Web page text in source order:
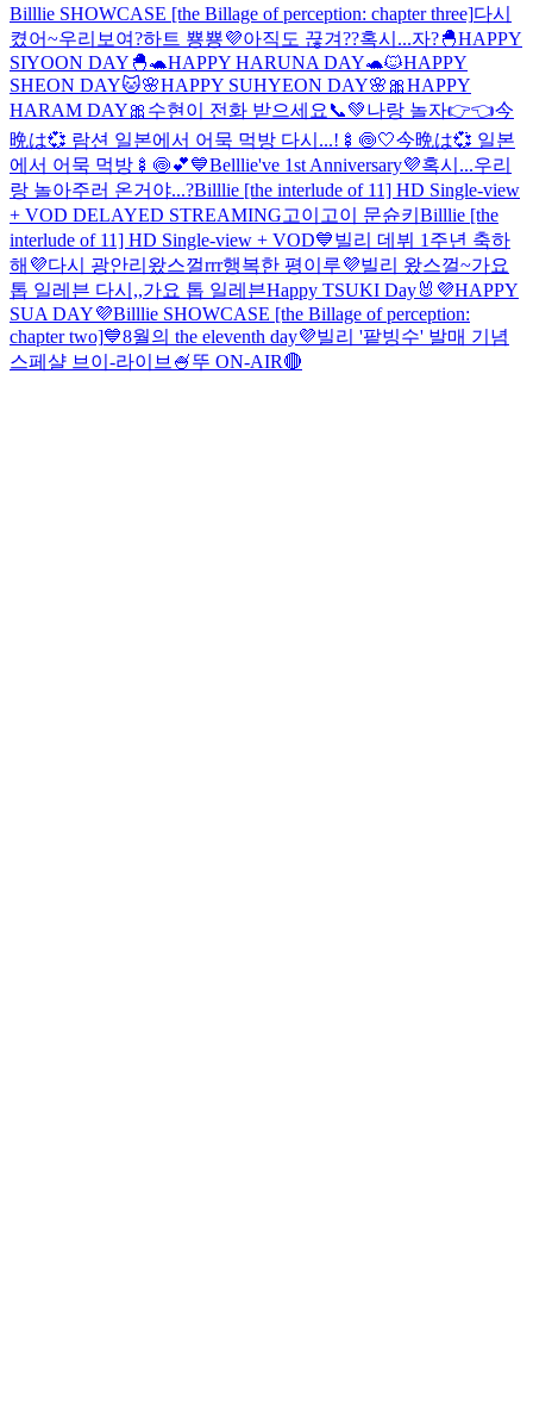
Billlie SHOWCASE [the Billage of perception: chapter three]다시
켰어~우리보여?하트 뿅뿅💜아직도 끊겨??혹시...자?🐣HAPPY
SIYOON DAY🐣🐢HAPPY HARUNA DAY🐢🐱HAPPY
SHEON DAY🐱🌸HAPPY SUHYEON DAY🌸 🎀HAPPY
HARAM DAY🎀 수현이 전화 받으세요📞💚나랑 놀자👉👈今
晩は💞 람션 일본에서 어묵 먹방 다시...!🍢🍥🤍今晩は💞 일본
에서 어묵 먹방🍢🍥💕💙Belllie've 1st Anniversary💜혹시...우리
랑 놀아주러 온거야...?Billlie [the interlude of 11] HD Single-view
+ VOD DELAYED STREAMING고이고이 문슌키 Billlie [the
interlude of 11] HD Single-view + VOD💙빌리 데뷔 1주년 축하
해💜다시 광안리왔스껄rrr행복한 평이루💜빌리 왔스껄~가요
톱 일레븐 다시,,가요 톱 일레븐Happy TSUKI Day🐰 💜HAPPY
SUA DAY💜Billlie SHOWCASE [the Billage of perception:
chapter two]💙8월의 the eleventh day💜빌리 '팥빙수' 발매 기념
스페샬 브이-라이브🍧뚜 ON-AIR🔴